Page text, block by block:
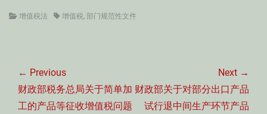
Categories
增值税法 Tags增值税, 部门规范性文件
章
导
航
← Previous
Previous
post:
财政部税务总局关于简单加
工的产品等征收增值税问题
Next →
Next
post:
财政部关于对部分出口产品
试行退中间生产环节产品